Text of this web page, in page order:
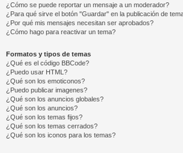
¿Cómo se puede reportar un mensaje a un moderador?
¿Para qué sirve el botón "Guardar" en la publicación de
¿Por qué mis mensajes necesitan ser aprobados?
¿Cómo hago para reactivar un tema?
Formatos y tipos de temas
¿Qué es el código BBCode?
¿Puedo usar HTML?
¿Qué son los emoticonos?
¿Puedo publicar imagenes?
¿Qué son los anuncios globales?
¿Qué son los anuncios?
¿Qué son los temas fijos?
¿Qué son los temas cerrados?
¿Qué son los iconos para los temas?